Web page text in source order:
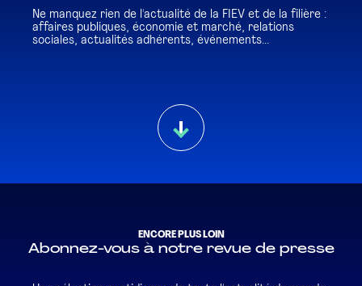
Ne manquez rien de l'actualité de la FIEV et de la filière :
affaires publiques, économie et marché, relations
sociales, actualités adhérents, événements...
ENCORE PLUS LOIN
Abonnez-vous à notre revue de presse